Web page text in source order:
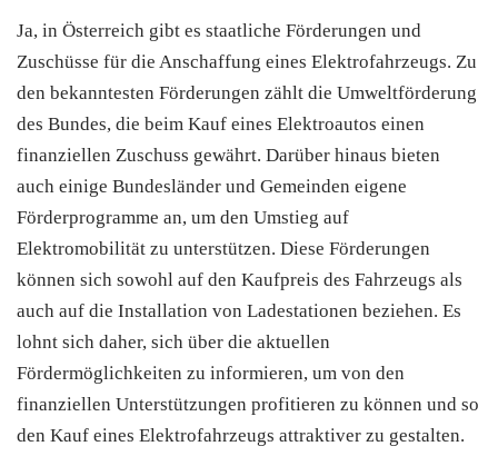
Ja, in Österreich gibt es staatliche Förderungen und
Zuschüsse für die Anschaffung eines Elektrofahrzeugs. Zu
den bekanntesten Förderungen zählt die Umweltförderung
des Bundes, die beim Kauf eines Elektroautos einen
finanziellen Zuschuss gewährt. Darüber hinaus bieten
auch einige Bundesländer und Gemeinden eigene
Förderprogramme an, um den Umstieg auf
Elektromobilität zu unterstützen. Diese Förderungen
können sich sowohl auf den Kaufpreis des Fahrzeugs als
auch auf die Installation von Ladestationen beziehen. Es
lohnt sich daher, sich über die aktuellen
Fördermöglichkeiten zu informieren, um von den
finanziellen Unterstützungen profitieren zu können und so
den Kauf eines Elektrofahrzeugs attraktiver zu gestalten.